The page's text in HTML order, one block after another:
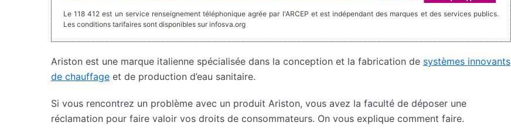
Le 118 412 est un service renseignement téléphonique agrée par l'ARCEP et est indépendant des marques et des services publics.
Les conditions tarifaires sont disponibles sur infosva.org
Ariston est une marque italienne spécialisée dans la conception et la fabrication de systèmes innovants
de chauffage et de production d’eau sanitaire.
Si vous rencontrez un problème avec un produit Ariston, vous avez la faculté de déposer une
réclamation pour faire valoir vos droits de consommateurs. On vous explique comment faire.